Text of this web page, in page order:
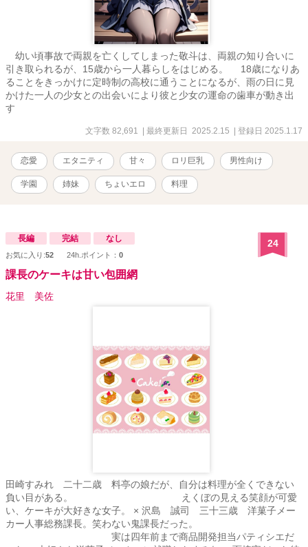
幼い頃事故で両親を亡くしてしまった敬斗は、両親の知り合いに
引き取られるが、15歳から一人暮らしをはじめる。 18歳になりあ
ることをきっかけに定時制の高校に通うことになるが、雨の日に見
かけた一人の少女との出会いにより彼と少女の運命の歯車が動き出
す
文字数 82,691 | 最終更新日 2025.2.15 | 登録日 2025.1.17
恋愛 エタニティ 甘々 ロリ巨乳 男性向け
学園 姉妹 ちょいエロ 料理
長編 完結 なし
お気に入り:52 24h.ポイント： 0
24
課長のケーキは甘い包囲網
花里 美佐
田崎すみれ 二十二歳 料亭の娘だが、自分は料理が全くできない
負い目がある。 えくぼの見える笑顔が可愛
い、ケーキが大好きな女子。 × 沢島 誠司 三十三歳 洋菓子メー
カー人事総務課長。笑わない鬼課長だった。
実は四年前まで商品開発担当パティシエだ